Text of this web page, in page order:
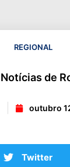
REGIONAL
de
outubro
Twitter